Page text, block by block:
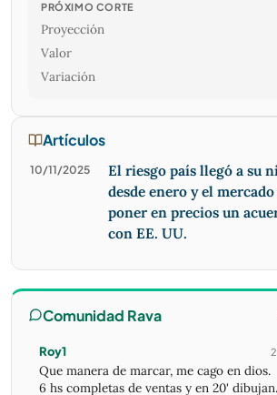
PRÓXIMO CORTE
Proyección
Valor
Variación
Artículos
10/11/2025
El riesgo país llegó a su
desde enero y el
poner en precios un
con EE. UU.
Comunidad Rava
Roy1
Que manera de marcar, me cago en dios.
6 hs completas de ventas y en 20'